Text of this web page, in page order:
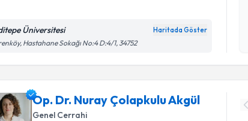
Üniversitesi Haritada Göster
Hastahane Sokağı No:4 D:4/1, 34752
Op. Dr. Nuray Çolapkulu Akgül
Genel Cerrahi